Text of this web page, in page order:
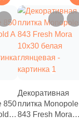
850
A
Декоративная
плитка Monopole
843 Fresh Mora